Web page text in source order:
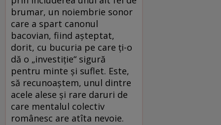
brumar, un noiembrie sonor
care a spart canonul
bacovian, fiind aşteptat,
dorit, cu bucuria pe care ţi-o
dă o „investiţie“ sigură
pentru minte şi suflet. Este,
să recunoaştem, unul dintre
acele alese şi rare daruri de
care mentalul colectiv
românesc are atîta nevoie.